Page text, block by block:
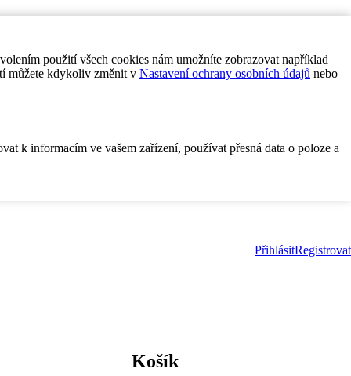
použití všech cookies nám umožníte zobrazovat například
můžete kdykoliv změnit v Nastavení ochrany osobních údajů nebo
k informacím ve vašem zařízení, používat přesná data o poloze a
PřihlásitRegistrovat
Košík